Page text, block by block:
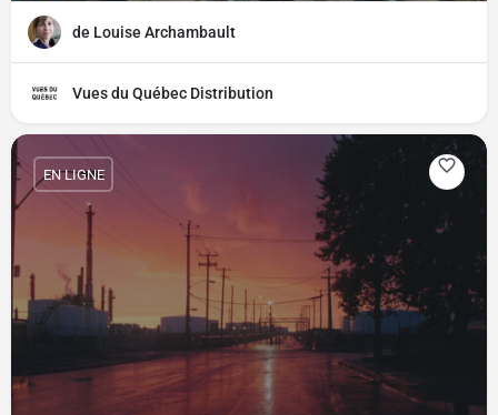
de Louise Archambault
Vues du Québec Distribution
EN LIGNE